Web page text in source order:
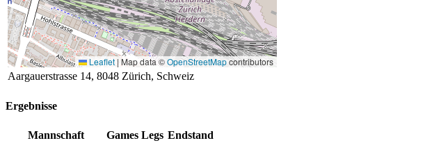
Leaflet | Map data ©OpenStreetMapcontributors
Aargauerstrasse 14, 8048 Zürich, Schweiz
Ergebnisse
Mannschaft Games Legs Endstand